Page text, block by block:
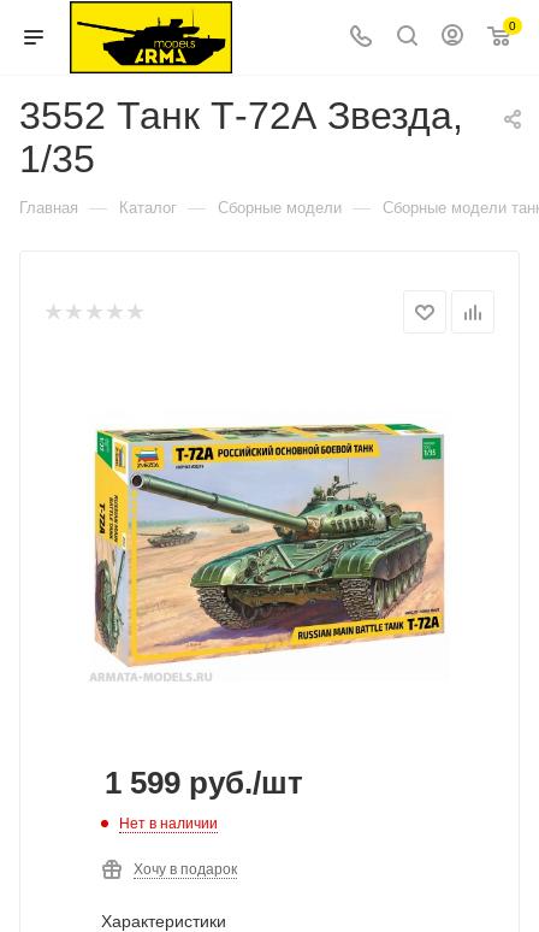
0
3552 Танк Т-72А Звезда,
1/35
Главная — Каталог — Сборные модели — Сборные модели
1 599 руб./шт
Нет в наличии
Хочу в подарок
Характеристики